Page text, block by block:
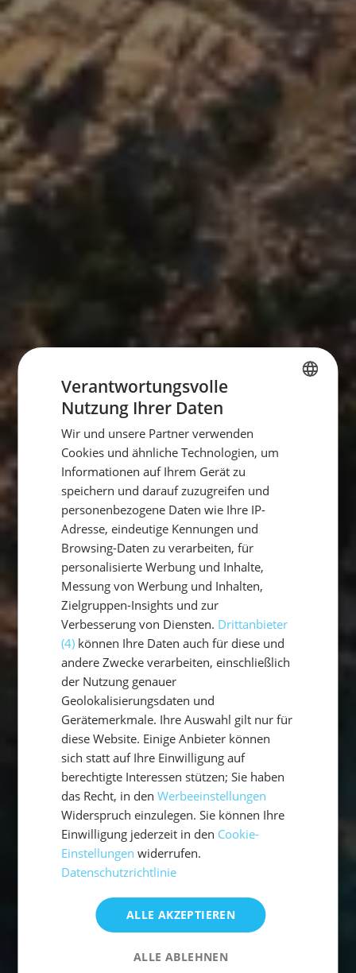
Verantwortungsvolle
Nutzung Ihrer Daten
Wir und unsere Partner verwenden
Cookies und ähnliche Technologien, um
Informationen auf Ihrem Gerät zu
speichern und darauf zuzugreifen und
personenbezogene Daten wie Ihre IP-
Adresse, eindeutige Kennungen und
Browsing-Daten zu verarbeiten, für
personalisierte Werbung und Inhalte,
Messung von Werbung und Inhalten,
Zielgruppen-Insights und zur
Verbesserung von Diensten. Drittanbieter
(4) können Ihre Daten auch für diese und
andere Zwecke verarbeiten, einschließlich
der Nutzung genauer
Geolokalisierungsdaten und
Gerätemerkmale. Ihre Auswahl gilt nur für
diese Website. Einige Anbieter können
sich statt auf Ihre Einwilligung auf
berechtigte Interessen stützen; Sie haben
das Recht, in denWerbeeinstellungen
Widerspruch einzulegen. Sie können Ihre
Einwilligung jederzeit in den Cookie-
Einstellungen widerrufen.
Datenschutzrichtlinie
ALLE AKZEPTIEREN
ALLE ABLEHNEN